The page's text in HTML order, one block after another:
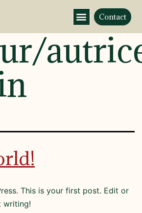
Contact
This is your first post. Edit or
writing!